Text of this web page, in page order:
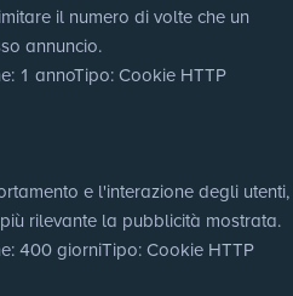
il numero di volte che un
annuncio.
: 1 annoTipo: Cookie HTTP
e l'interazione degli utenti,
rilevante la pubblicità mostrata.
: 400 giorniTipo: Cookie HTTP